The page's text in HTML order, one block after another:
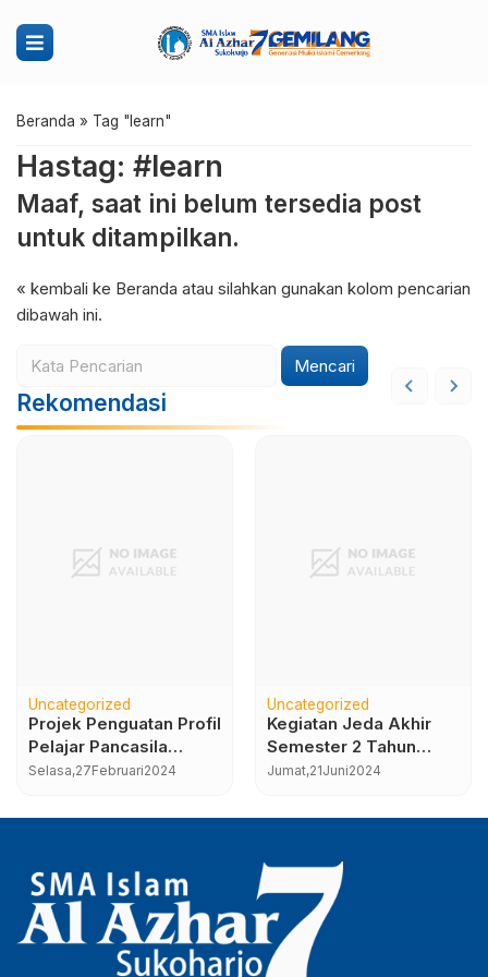
Beranda » Tag "learn"
Hastag: #learn
Maaf, saat ini belum tersedia post
untuk ditampilkan.
« kembali ke Beranda atau silahkan gunakan kolom pencarian
dibawah ini.
Mencari
Rekomendasi
Uncategorized
Projek Penguatan Profil
Pelajar Pancasila
“Bhinneka Tunggal Ika”
Selasa,27Februari2024
Uncategorized
Kegiatan Jeda Akhir
Semester 2 Tahun
Ajaran 2023-2024
Jumat,21Juni2024